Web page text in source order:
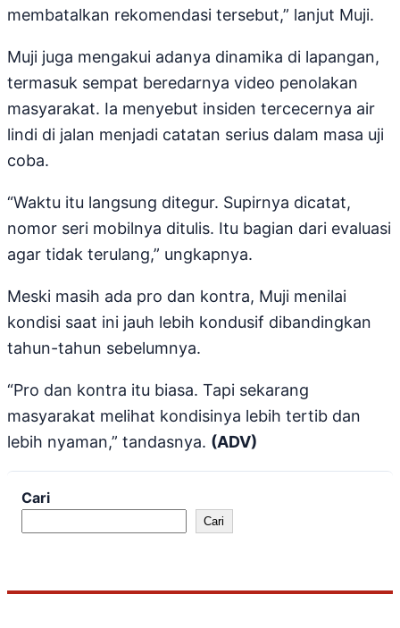
membatalkan rekomendasi tersebut,” lanjut Muji.
Muji juga mengakui adanya dinamika di lapangan,
termasuk sempat beredarnya video penolakan
masyarakat. Ia menyebut insiden tercecernya air
lindi di jalan menjadi catatan serius dalam masa uji
coba.
“Waktu itu langsung ditegur. Supirnya dicatat,
nomor seri mobilnya ditulis. Itu bagian dari evaluasi
agar tidak terulang,” ungkapnya.
Meski masih ada pro dan kontra, Muji menilai
kondisi saat ini jauh lebih kondusif dibandingkan
tahun-tahun sebelumnya.
“Pro dan kontra itu biasa. Tapi sekarang
masyarakat melihat kondisinya lebih tertib dan
lebih nyaman,” tandasnya. (ADV)
Cari
Cari